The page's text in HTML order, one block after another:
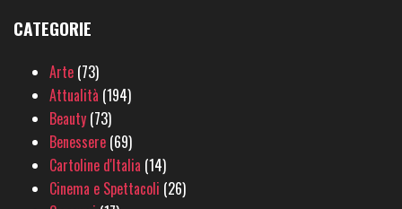
CATEGORIE
Arte (73)
Attualità (194)
Beauty (73)
Benessere (69)
Cartoline d'Italia (14)
Cinema e Spettacoli (26)